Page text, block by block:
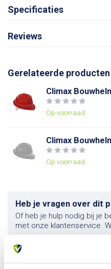
Specificaties
Reviews
Gerelateerde producten
Climax
Op voorraad
Climax
Op voorraad
Heb je vragen over dit
Of heb je hulp nodig bij je
met onze klantenservice.